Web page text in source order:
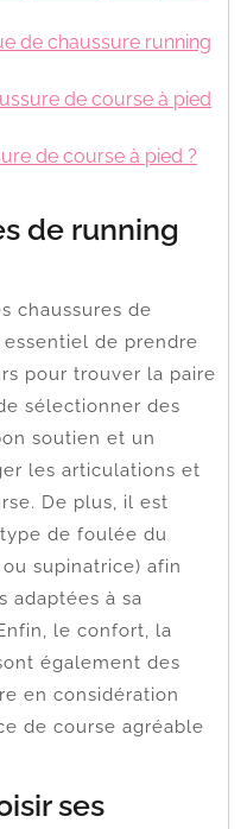
de chaussure running
de course à pied
de course à pied ?
de running
chaussures de
de prendre
pour trouver la paire
sélectionner des
soutien et un
les articulations et
De plus, il est
de foulée du
supinatrice) afin
adaptées à sa
le confort, la
également des
en considération
de course agréable
ses